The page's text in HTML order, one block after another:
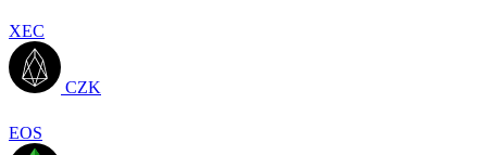
XEC
CZK
EOS